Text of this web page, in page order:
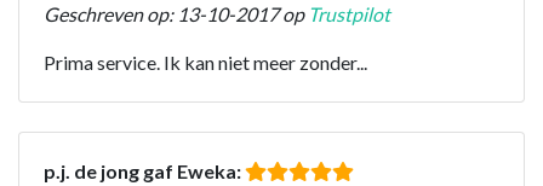
Geschreven op: 13-10-2017 op Trustpilot
Prima service. Ik kan niet meer zonder...
p.j. de jong gaf Eweka: